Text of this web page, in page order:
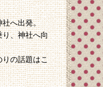
社へ出発。
、神社へ向
の話題はこ